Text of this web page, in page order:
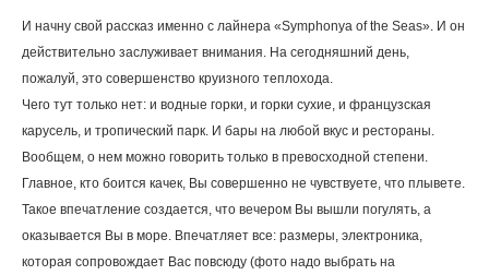
И начну свой рассказ именно с лайнера «Symphonya of the Seas». И он
действительно заслуживает внимания. На сегодняшний день,
пожалуй, это совершенство круизного теплохода.
Чего тут только нет: и водные горки, и горки сухие, и французская
карусель, и тропический парк. И бары на любой вкус и рестораны.
Вообщем, о нем можно говорить только в превосходной степени.
Главное, кто боится качек, Вы совершенно не чувствуете, что плывете.
Такое впечатление создается, что вечером Вы вышли погулять, а
оказывается Вы в море. Впечатляет все: размеры, электроника,
которая сопровождает Вас повсюду (фото надо выбрать на